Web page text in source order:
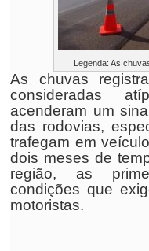
Legenda: As
As chuvas
consideradas
acenderam um
das rodovias,
trafegam em
dois meses de
região, as
condições que
motoristas.